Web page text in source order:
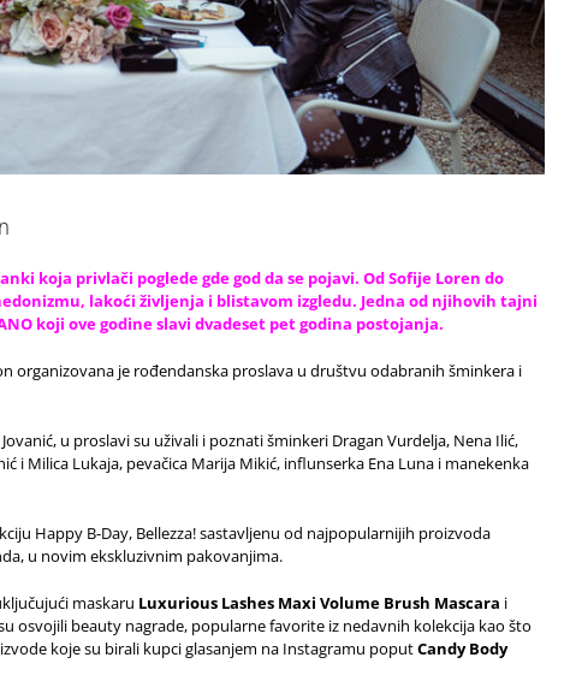
koja privlači poglede gde god da se pojavi. Od Sofije Loren do
lakoći življenja i blistavom izgledu. Jedna od njihovih tajni
koji ove godine slavi dvadeset pet godina postojanja.
organizovana je rođendanska proslava u društvu odabranih šminkera i
u proslavi su uživali i poznati šminkeri Dragan Vurdelja, Nena Ilić,
i Milica Lukaja, pevačica Marija Mikić, influnserka Ena Luna i manekenka
Happy B-Day, Bellezza! sastavljenu od najpopularnijih proizvoda
u novim ekskluzivnim pakovanjima.
maskaru Luxurious Lashes Maxi Volume Brush Mascara i
osvojili beauty nagrade, popularne favorite iz nedavnih kolekcija kao što
koje su birali kupci glasanjem na Instagramu poputCandy Body